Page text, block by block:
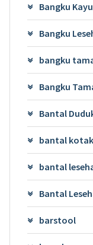
Bangku Kayu
Bangku
bangku
Bangku
Bantal
bantal kotak
bantal
Bantal
barstool